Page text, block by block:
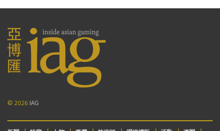
© 2026 IAG